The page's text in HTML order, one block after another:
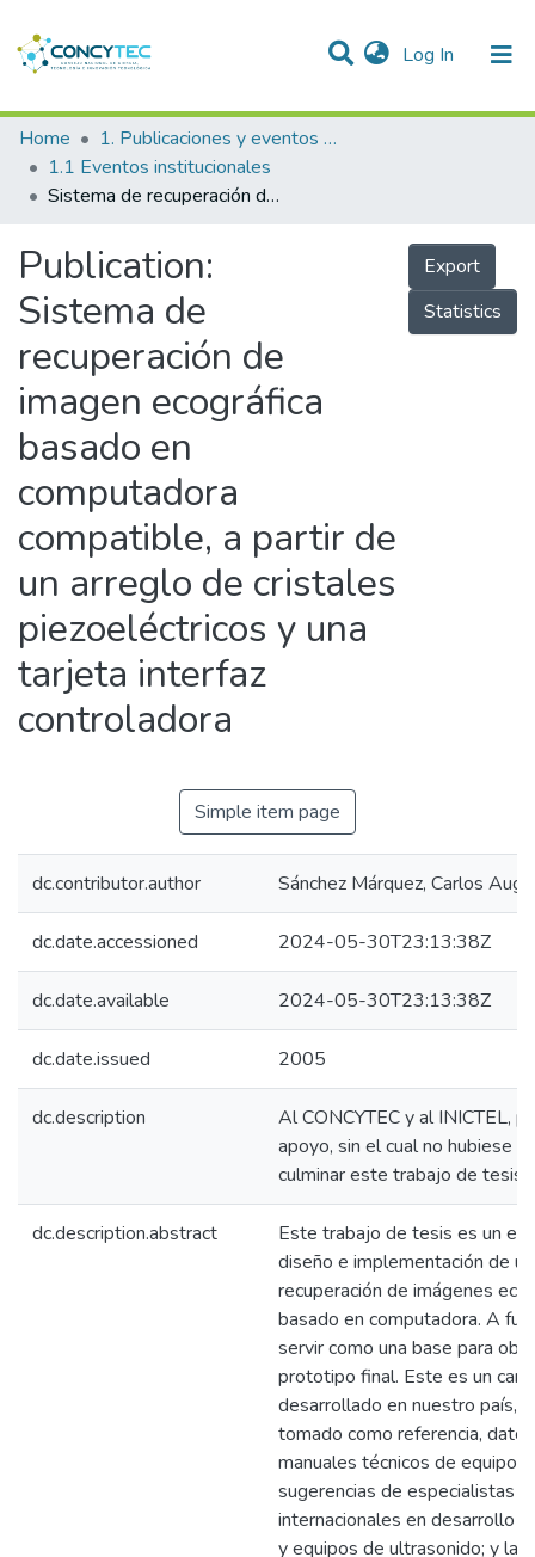
Log In (current)
Communities & Collections
Research Outputs
People
Statistics
Home
1. Publicaciones y eventos institucionales
1.1 Eventos institucionales
Sistema de recuperación de imagen ecográfica basado en computadora compatible, a partir de un arreglo de cristales piezoeléctricos y una tarjeta interfaz controladora
Publication:
Sistema de
recuperación de
imagen ecográfica
basado en
computadora
compatible, a partir de
un arreglo de cristales
piezoeléctricos y una
tarjeta interfaz
controladora
Export
Statistics
Simple item page
dc.contributor.author Sánchez Márquez, Carlos
dc.date.accessioned 2024-05-30T23:13:38Z
dc.date.available 2024-05-30T23:13:38Z
dc.date.issued 2005
dc.description
Al CONCYTEC y al INICTEL,
apoyo, sin el cual no hubiese
culminar este trabajo de tesis.
dc.description.abstract
Este trabajo de tesis es un
diseño e implementación de
recuperación de imágenes
basado en computadora. A
servir como una base para
prototipo final. Este es un
desarrollado en nuestro país,
tomado como referencia,
manuales técnicos de equipos
sugerencias de especialistas
internacionales en desarrollo
y equipos de ultrasonido; y las